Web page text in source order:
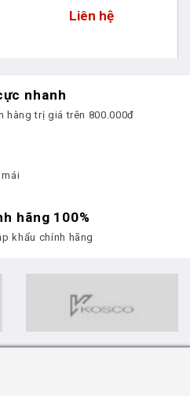
Liên hệ
nhanh
hàng trị giá trên 800.000đ
hãng 100%
khẩu chính hãng